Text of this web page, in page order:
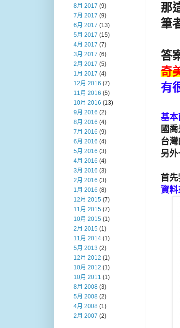
那
筆
答
奇
有
基本
國
台
另
首
資料
8月 2017 (9)
7月 2017 (9)
6月 2017 (13)
5月 2017 (15)
4月 2017 (7)
3月 2017 (6)
2月 2017 (5)
1月 2017 (4)
12月 2016 (7)
11月 2016 (5)
10月 2016 (13)
9月 2016 (2)
8月 2016 (4)
7月 2016 (9)
6月 2016 (4)
5月 2016 (3)
4月 2016 (4)
3月 2016 (3)
2月 2016 (3)
1月 2016 (8)
12月 2015 (7)
11月 2015 (7)
10月 2015 (1)
2月 2015 (1)
11月 2014 (1)
5月 2013 (2)
12月 2012 (1)
10月 2012 (1)
10月 2011 (1)
8月 2008 (3)
5月 2008 (2)
4月 2008 (1)
2月 2007 (2)